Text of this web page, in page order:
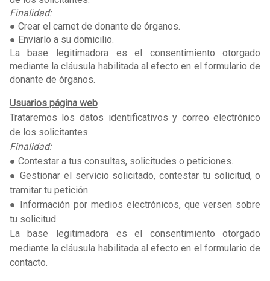
Finalidad:
● Crear el carnet de donante de órganos.
● Enviarlo a su domicilio.
La base legitimadora es el consentimiento otorgado
mediante la cláusula habilitada al efecto en el formulario de
donante de órganos.
Usuarios página web
Trataremos los datos identificativos y correo electrónico
de los solicitantes.
Finalidad:
● Contestar a tus consultas, solicitudes o peticiones.
● Gestionar el servicio solicitado, contestar tu solicitud, o
tramitar tu petición.
● Información por medios electrónicos, que versen sobre
tu solicitud.
La base legitimadora es el consentimiento otorgado
mediante la cláusula habilitada al efecto en el formulario de
contacto.